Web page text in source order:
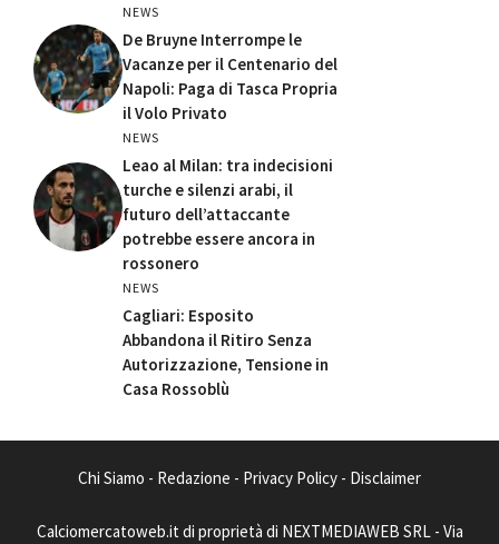
NEWS
De Bruyne Interrompe le
Vacanze per il Centenario del
Napoli: Paga di Tasca Propria
il Volo Privato
NEWS
Leao al Milan: tra indecisioni
turche e silenzi arabi, il
futuro dell’attaccante
potrebbe essere ancora in
rossonero
NEWS
Cagliari: Esposito
Abbandona il Ritiro Senza
Autorizzazione, Tensione in
Casa Rossoblù
Chi Siamo - Redazione - Privacy Policy - Disclaimer
Calciomercatoweb.it di proprietà di NEXTMEDIAWEB SRL - Via